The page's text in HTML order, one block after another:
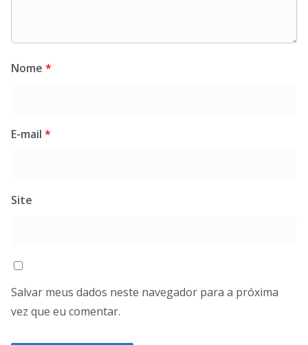
Nome *
E-mail *
Site
Salvar meus dados neste navegador para a próxima
vez que eu comentar.